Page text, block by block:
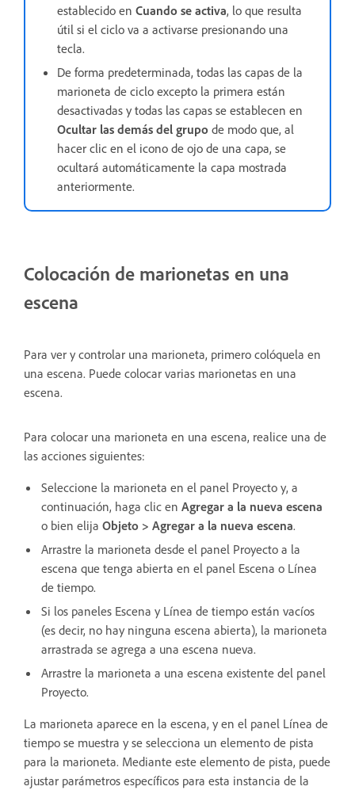
establecido en Cuando se activa, lo que resulta
útil si el ciclo va a activarse presionando una
tecla.
De forma predeterminada, todas las capas de la
marioneta de ciclo excepto la primera están
desactivadas y todas las capas se establecen en
Ocultar las demás del grupo de modo que, al
hacer clic en el icono de ojo de una capa, se
ocultará automáticamente la capa mostrada
anteriormente.
Colocación de marionetas en una
escena
Para ver y controlar una marioneta, primero colóquela en
una escena. Puede colocar varias marionetas en una
escena.
Para colocar una marioneta en una escena, realice una de
las acciones siguientes:
Seleccione la marioneta en el panel Proyecto y, a
continuación, haga clic en Agregar a la nueva escena
o bien elija Objeto > Agregar a la nueva escena.
Arrastre la marioneta desde el panel Proyecto a la
escena que tenga abierta en el panel Escena o Línea
de tiempo.
Si los paneles Escena y Línea de tiempo están vacíos
(es decir, no hay ninguna escena abierta), la marioneta
arrastrada se agrega a una escena nueva.
Arrastre la marioneta a una escena existente del panel
Proyecto.
La marioneta aparece en la escena, y en el panel Línea de
tiempo se muestra y se selecciona un elemento de pista
para la marioneta. Mediante este elemento de pista, puede
ajustar parámetros específicos para esta instancia de la